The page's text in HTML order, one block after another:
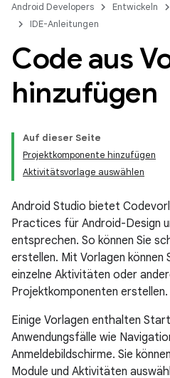
Android Developers Entwickeln
IDE-Anleitungen
Code aus
hinzufügen
Auf dieser Seite
Projektkomponente hinzufügen
Aktivitätsvorlage auswählen
Android Studio bietet
Practices für Android-Design
entsprechen. So können Sie
erstellen. Mit Vorlagen können
einzelne Aktivitäten oder
Projektkomponenten erstellen.
Einige Vorlagen enthalten
Anwendungsfälle wie
Anmeldebildschirme. Sie
Module und Aktivitäten